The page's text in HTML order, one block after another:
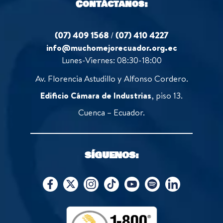
Contáctanos:
(07) 409 1568 /(07) 410 4227
info@muchomejorecuador.org.ec
Lunes-Viernes: 08:30-18:00
Av. Florencia Astudillo y Alfonso Cordero.
Edificio Cámara de Industrias, piso 13.
Cuenca – Ecuador.
SÍGUENOS: